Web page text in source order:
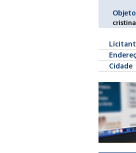
Cidade